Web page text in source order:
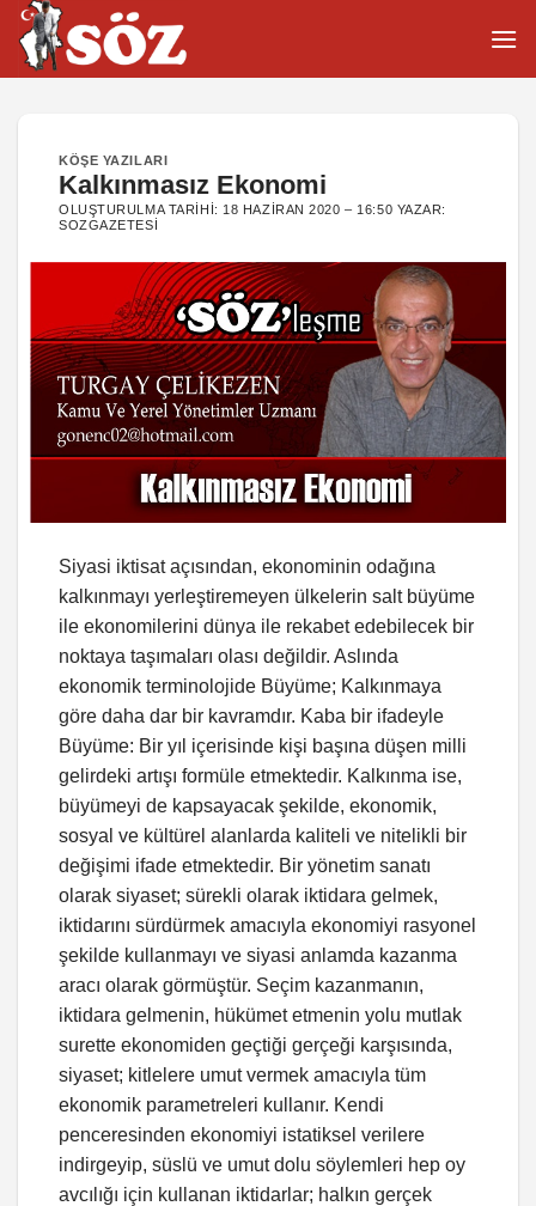
İçeriğe
atla
KÖŞE YAZILARI
Kalkınmasız Ekonomi
OLUŞTURULMA TARIHI: 18 HAZIRAN 2020 – 16:50 YAZAR:
SOZGAZETESI
Siyasi iktisat açısından, ekonominin odağına
kalkınmayı yerleştiremeyen ülkelerin salt büyüme
ile ekonomilerini dünya ile rekabet edebilecek bir
noktaya taşımaları olası değildir. Aslında
ekonomik terminolojide Büyüme; Kalkınmaya
göre daha dar bir kavramdır. Kaba bir ifadeyle
Büyüme: Bir yıl içerisinde kişi başına düşen milli
gelirdeki artışı formüle etmektedir. Kalkınma ise,
büyümeyi de kapsayacak şekilde, ekonomik,
sosyal ve kültürel alanlarda kaliteli ve nitelikli bir
değişimi ifade etmektedir. Bir yönetim sanatı
olarak siyaset; sürekli olarak iktidara gelmek,
iktidarını sürdürmek amacıyla ekonomiyi rasyonel
şekilde kullanmayı ve siyasi anlamda kazanma
aracı olarak görmüştür. Seçim kazanmanın,
iktidara gelmenin, hükümet etmenin yolu mutlak
surette ekonomiden geçtiği gerçeği karşısında,
siyaset; kitlelere umut vermek amacıyla tüm
ekonomik parametreleri kullanır. Kendi
penceresinden ekonomiyi istatiksel verilere
indirgeyip, süslü ve umut dolu söylemleri hep oy
avcılığı için kullanan iktidarlar; halkın gerçek